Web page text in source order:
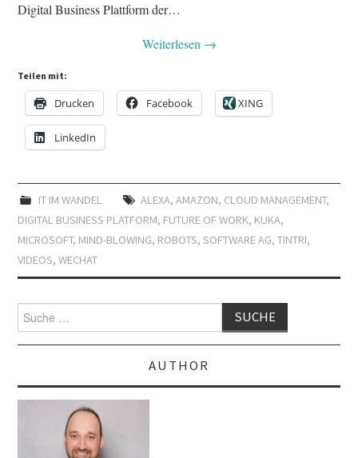
Digital Business Plattform der…
Weiterlesen →
Teilen mit:
Drucken Facebook XING
LinkedIn
IT IM WANDEL ALEXA, AMAZON, CLOUD MANAGEMENT,
DIGITAL BUSINESS PLATFORM, FUTURE OF WORK, KUKA,
MICROSOFT, MIND-BLOWING, ROBOTS,SOFTWARE AG,TINTRI,
VIDEOS,WECHAT
Suche
nach:
AUTHOR